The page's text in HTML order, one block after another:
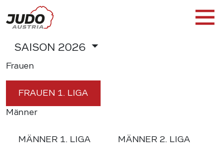
SAISON 2026
Frauen
FRAUEN 1. LIGA
Männer
MÄNNER 1. LIGA MÄNNER 2. LIGA